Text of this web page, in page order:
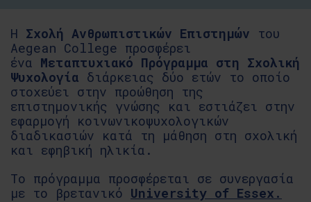
Η Σχολή Ανθρωπιστικών Επιστημών του
Aegean College προσφέρει
ένα Μεταπτυχιακό Πρόγραμμα στη Σχολική
Ψυχολογία διάρκειας δύο ετών το οποίο
στοχεύει στην προώθηση της
επιστημονικής γνώσης και εστιάζει στην
εφαρμογή κοινωνικοψυχολογικών
διαδικασιών κατά τη μάθηση στη σχολική
και εφηβική ηλικία.
Το πρόγραμμα προσφέρεται σε συνεργασία
με το βρετανικό University of Essex .